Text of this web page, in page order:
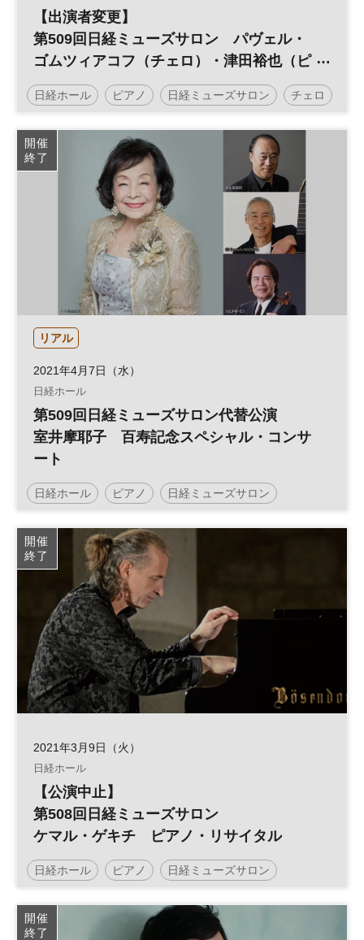
【出演者変更】
第509回日経ミューズサロン パヴェル・
ゴムツィアコフ（チェロ）・津田裕也（ピ
アノ） デュオ・リサイタル
日経ホール ピアノ 日経ミューズサロン チェロ
リサイタル
開催
終了
リアル
2021年4月7日（水）
日経ホール
第509回日経ミューズサロン代替公演
室井摩耶子 百寿記念スペシャル・コンサ
ート
日経ホール ピアノ 日経ミューズサロン
ミューズサロン
開催
終了
2021年3月9日（火）
日経ホール
【公演中止】
第508回日経ミューズサロン
ケマル・ゲキチ ピアノ・リサイタル
日経ホール ピアノ 日経ミューズサロン
ピアノ・リサイタル リサイタル
ミューズサロン
開催
終了